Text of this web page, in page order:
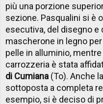
più una porzione
sezione. Pasqualini si è
esecutiva, del disegno e
mascherone in legno
pelle in alluminio,
carrozzeria è stata
di Cumiana (To).Anche
sottoposta a completa
esempio, si è deciso di